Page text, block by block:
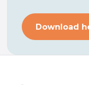
Download